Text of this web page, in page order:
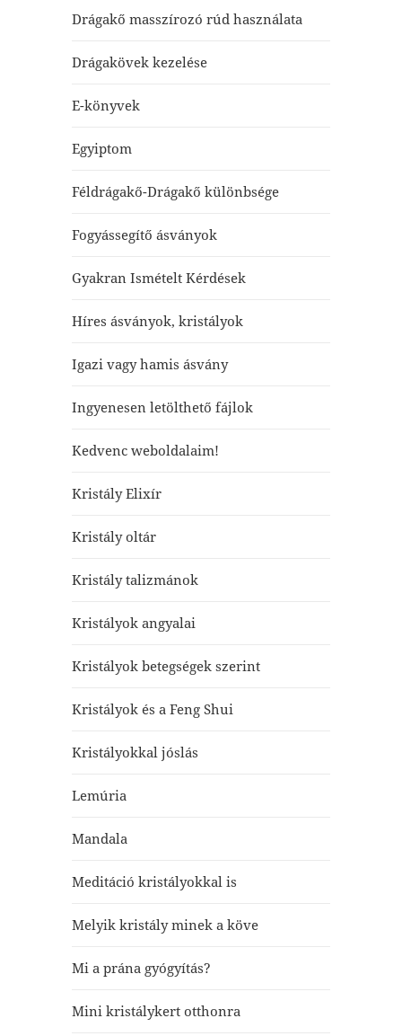
Drágakő masszírozó rúd használata
Drágakövek kezelése
E-könyvek
Egyiptom
Féldrágakő-Drágakő különbsége
Fogyássegítő ásványok
Gyakran Ismételt Kérdések
Híres ásványok, kristályok
Igazi vagy hamis ásvány
Ingyenesen letölthető fájlok
Kedvenc weboldalaim!
Kristály Elixír
Kristály oltár
Kristály talizmánok
Kristályok angyalai
Kristályok betegségek szerint
Kristályok és a Feng Shui
Kristályokkal jóslás
Lemúria
Mandala
Meditáció kristályokkal is
Melyik kristály minek a köve
Mi a prána gyógyítás?
Mini kristálykert otthonra